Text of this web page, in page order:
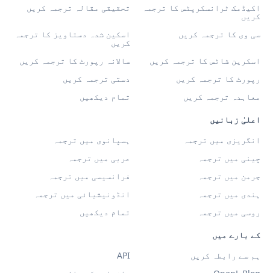
اکیڈمک ٹرانسکرپٹس کا ترجمہ
کریں
تحقیقی مقالہ ترجمہ کریں
سی وی کا ترجمہ کریں اسکین شدہ دستاویز کا ترجمہ
کریں
اسکرین شاٹس کا ترجمہ کریں
سالانہ رپورٹ کا ترجمہ کریں
رپورٹ کا ترجمہ کریں
دستی ترجمہ کریں
معاہدہ ترجمہ کریں
تمام دیکھیں
اعلیٰ زبانیں
انگریزی میں ترجمہ
ہسپانوی میں ترجمہ
چینی میں ترجمہ
عربی میں ترجمہ
جرمن میں ترجمہ
فرانسیسی میں ترجمہ
ہندی میں ترجمہ
انڈونیشیائی میں ترجمہ
روسی میں ترجمہ
تمام دیکھیں
کے بارے میں
ہم سے رابطہ کریں
API